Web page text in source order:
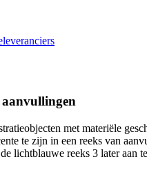
met materiële
te zijn in een reeks van
lichtblauwe reeks 3 later aan